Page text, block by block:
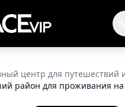
центр для путешествий